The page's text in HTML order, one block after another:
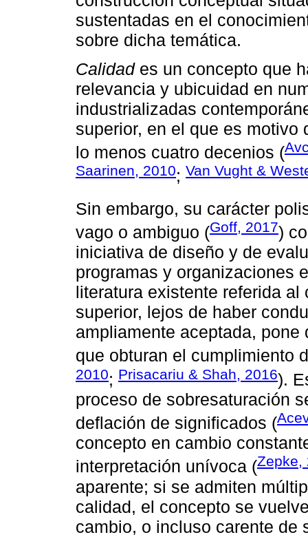
sustentadas en el
sobre dicha temática.
Calidades un concepto que
relevancia y ubicuidad en
industrializadas
superior, en el que es
lo menos cuatro decenios (
Saarinen, 2010; Van Vught &
Sin embargo, su carácter
vago o ambiguo (Goff, 2017)
iniciativa de diseño y de
programas y organizaciones
literatura existente referida
superior, lejos de haber
ampliamente aceptada,
que obturan el cumplimiento
2010; Prisacariu & Shah, 2016).
proceso de sobresaturación
deflación de significados (
concepto en cambio
interpretación unívoca (Zepke,
aparente; si se admiten
calidad, el concepto se
cambio, o incluso carente de